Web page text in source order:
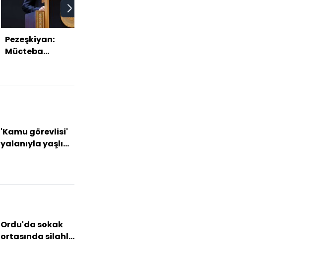
Pezeşkiyan:
Mücteba
kurmak çok zor
'Kamu görevlisi'
yalanıyla yaşlı
Ordu'da sokak
ortasında silahlı